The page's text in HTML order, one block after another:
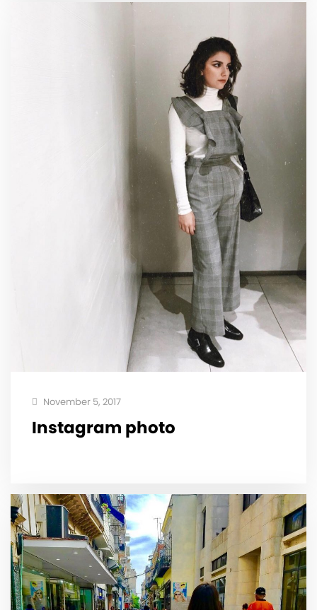
November 5, 2017
Instagram photo